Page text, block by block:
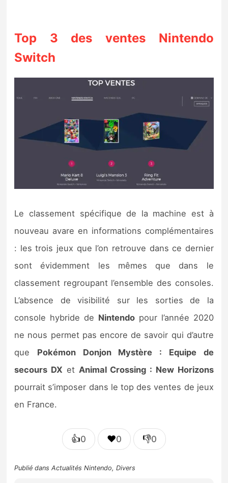
Top 3 des ventes Nintendo
Switch
Le classement spécifique de la machine est à
nouveau avare en informations complémentaires
: les trois jeux que l’on retrouve dans ce dernier
sont évidemment les mêmes que dans le
classement regroupant l’ensemble des consoles.
L’absence de visibilité sur les sorties de la
console hybride de Nintendopour l’année 2020
ne nous permet pas encore de savoir qui d’autre
que Pokémon Donjon Mystère : Equipe de
secours DX et Animal Crossing : New Horizons
pourrait s’imposer dans le top des ventes de jeux
en France.
👍0 ❤️0 👎0
Publié dansActualités Nintendo,Divers